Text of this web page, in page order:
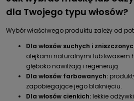
dla Twojego typu włosów?
Wybór właściwego produktu zależy od
Dla włosów suchych i
olejkami naturalnymi lub kwasem
głęboko nawilżają i regenerują.
Dla włosów farbowanych:
zapobiegające jego blaknięciu.
Dla włosów cienkich: lekkie